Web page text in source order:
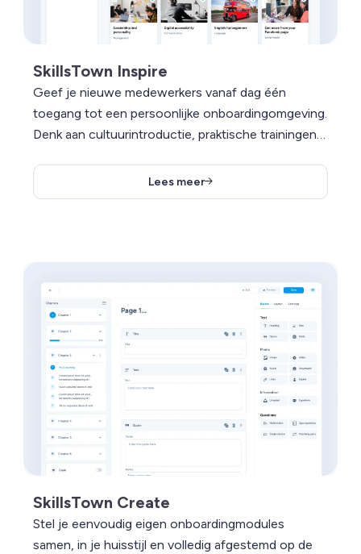
SkillsTown Inspire
Geef je nieuwe medewerkers vanaf dag één
toegang tot een persoonlijke onboardingomgeving.
Denk aan cultuurintroductie, praktische trainingen
Lees meer
SkillsTown Create
Stel je eenvoudig eigen onboardingmodules
samen, in je huisstijl en volledig afgestemd op de